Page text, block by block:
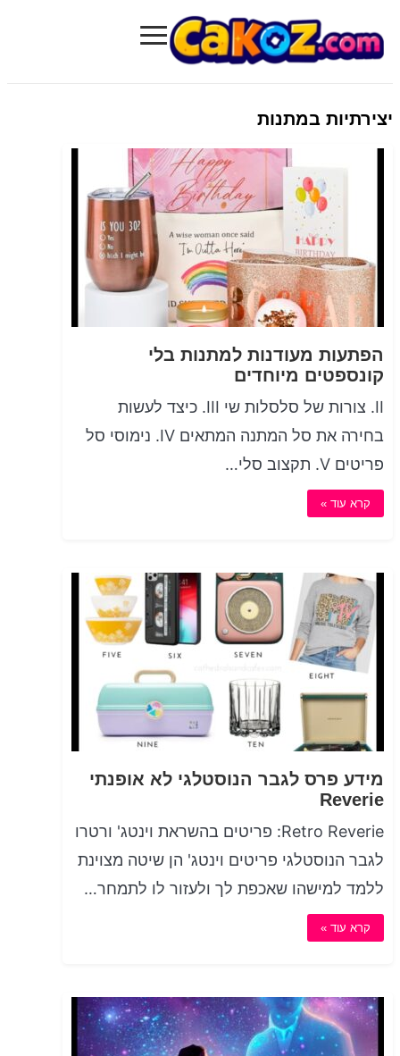
Cakoz.com
≡
יצירתיות במתנות
הפתעות מעודנות למתנות בלי
קונספטים מיוחדים
II. צורות של סלסלות שי III. כיצד לעשות
בחירה את סל המתנה המתאים IV. נימוסי סל
פריטים V. תקצוב סלי…
קרא עוד »
מידע פרס לגבר הנוסטלגי לא אופנתי
Reverie
Retro Reverie: פריטים בהשראת וינטג' ורטרו
לגבר הנוסטלגי פריטים וינטג' הן שיטה מצוינת
ללמד למישהו שאכפת לך ולעזור לו לתמחר…
קרא עוד »